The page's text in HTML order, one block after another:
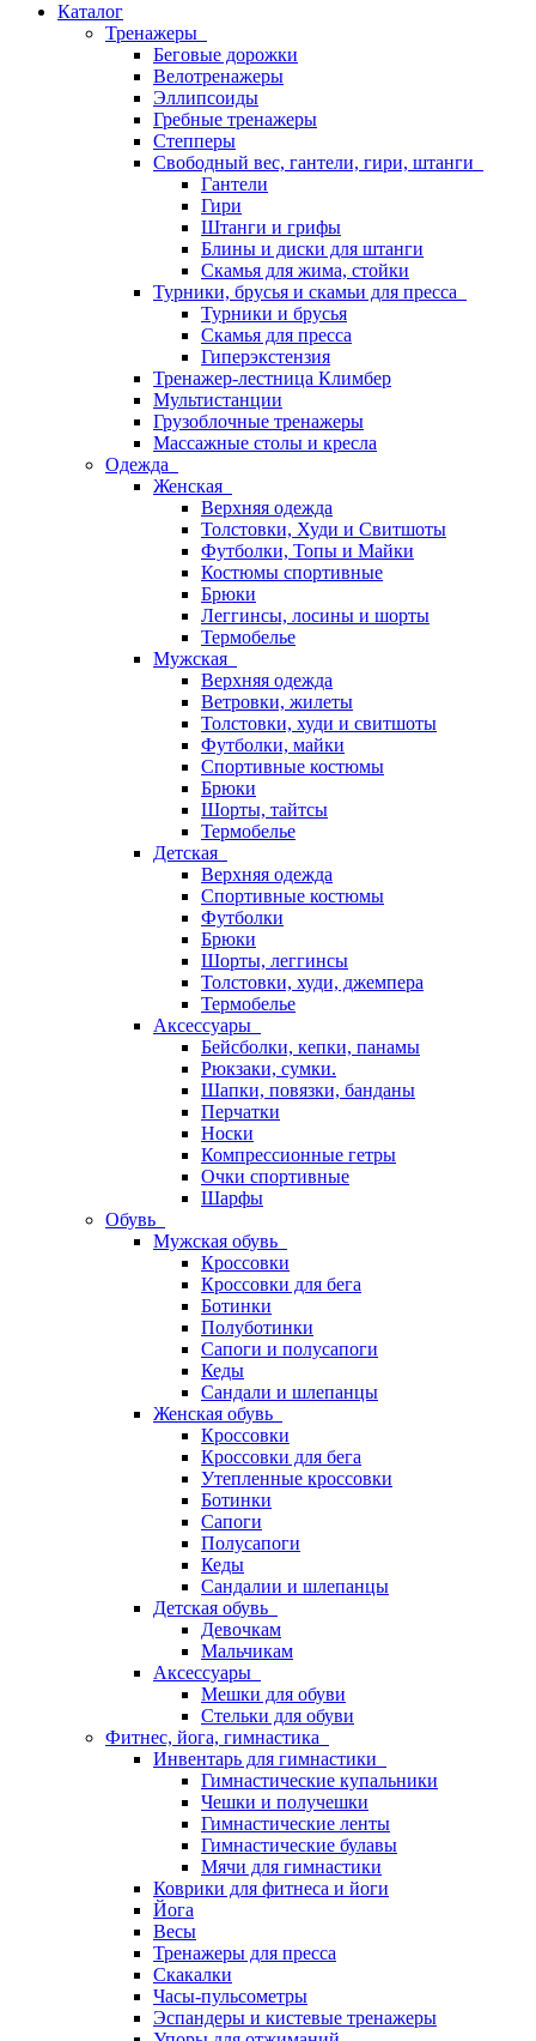
Каталог
Тренажеры
Беговые дорожки
Велотренажеры
Эллипсоиды
Гребные тренажеры
Степперы
Свободный вес, гантели, гири, штанги
Гантели
Гири
Штанги и грифы
Блины и диски для штанги
Скамья для жима, стойки
Турники, брусья и скамьи для пресса
Турники и брусья
Скамья для пресса
Гиперэкстензия
Тренажер-лестница Климбер
Мультистанции
Грузоблочные тренажеры
Массажные столы и кресла
Одежда
Женская
Верхняя одежда
Толстовки, Худи и Свитшоты
Футболки, Топы и Майки
Костюмы спортивные
Брюки
Леггинсы, лосины и шорты
Термобелье
Мужская
Верхняя одежда
Ветровки, жилеты
Толстовки, худи и свитшоты
Футболки, майки
Спортивные костюмы
Брюки
Шорты, тайтсы
Термобелье
Детская
Верхняя одежда
Спортивные костюмы
Футболки
Брюки
Шорты, леггинсы
Толстовки, худи, джемпера
Термобелье
Аксессуары
Бейсболки, кепки, панамы
Рюкзаки, сумки.
Шапки, повязки, банданы
Перчатки
Носки
Компрессионные гетры
Очки спортивные
Шарфы
Обувь
Мужская обувь
Кроссовки
Кроссовки для бега
Ботинки
Полуботинки
Сапоги и полусапоги
Кеды
Сандали и шлепанцы
Женская обувь
Кроссовки
Кроссовки для бега
Утепленные кроссовки
Ботинки
Сапоги
Полусапоги
Кеды
Сандалии и шлепанцы
Детская обувь
Девочкам
Мальчикам
Аксессуары
Мешки для обуви
Стельки для обуви
Фитнес, йога, гимнастика
Инвентарь для гимнастики
Гимнастические купальники
Чешки и получешки
Гимнастические ленты
Гимнастические булавы
Мячи для гимнастики
Коврики для фитнеса и йоги
Йога
Весы
Тренажеры для пресса
Скакалки
Часы-пульсометры
Эспандеры и кистевые тренажеры